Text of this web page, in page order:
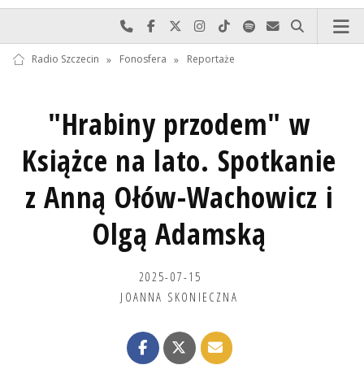
Najlepiej po prostu do nas zadzwoń
Odwiedź nas na Facebook-u
Odwiedź nas na X
Odwiedź nas na Instagram-ie
Odwiedź nas na TikTok-u
Szukaj nas na Spotify
Wyślij do nas
Szukaj
Radio Szczecin » Fonosfera » Reportaże
"Hrabiny przodem" w
Książce na lato. Spotkanie
z Anną Ołów-Wachowicz i
Olgą Adamską
2025-07-15
JOANNA SKONIECZNA